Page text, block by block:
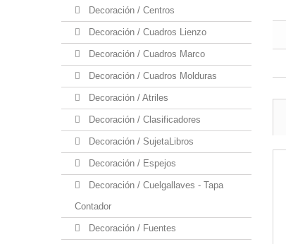
Decoración / Centros
Decoración / Cuadros Lienzo
Decoración / Cuadros Marco
Decoración / Cuadros Molduras
Decoración / Atriles
Decoración / Clasificadores
Decoración / SujetaLibros
Decoración / Espejos
Decoración / Cuelgallaves - Tapa
Contador
Decoración / Fuentes